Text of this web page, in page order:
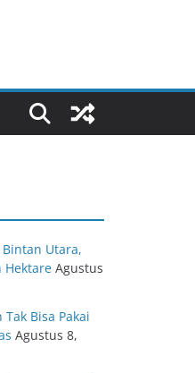
Utara,
Hektare Agustus
Bisa Pakai
Agustus 8,